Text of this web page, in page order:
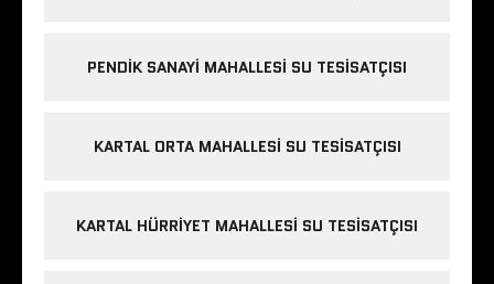
PENDIK SANAYI MAHALLESI SU TESISATÇISI
KARTAL ORTA MAHALLESI SU TESISATÇISI
KARTAL HÜRRIYET MAHALLESI SU TESISATÇISI